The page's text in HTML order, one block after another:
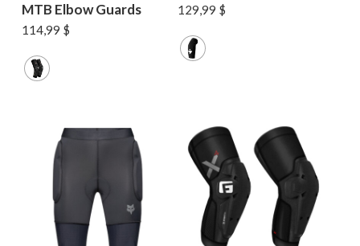
MTB Elbow Guards
114,99 $
129,99 $